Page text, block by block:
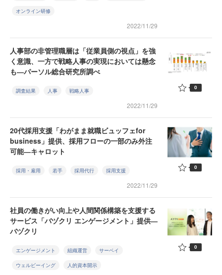
オンライン研修
2022/11/29
人事部の非管理職層は「従業員側の視点」を強
く意識、一方で戦略人事の実現においては懸念
も―パーソル総合研究所調べ
調査結果 人事 戦略人事
2022/11/29
0
20代採用支援「わがまま就職ビュッフェfor
business」提供、採用フローの一部のみ外注
可能―キャロット
採用・雇用 若手 採用代行 採用支援
2022/11/29
0
社員の働きがい向上や人間関係構築を支援する
サービス「バヅクリ エンゲージメント」提供―
バヅクリ
エンゲージメント 組織運営 サーベイ
ウェルビーイング 人的資本開示
0